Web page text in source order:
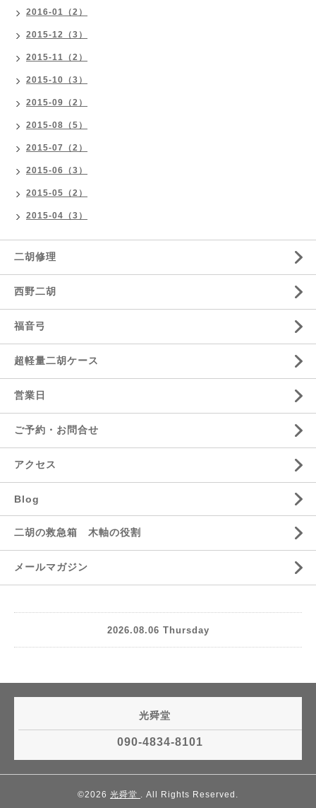
2016-01（2）
2015-12（3）
2015-11（2）
2015-10（3）
2015-09（2）
2015-08（5）
2015-07（2）
2015-06（3）
2015-05（2）
2015-04（3）
二胡修理
西野二胡
福音弓
超軽量二胡ケース
営業日
ご予約・お問合せ
アクセス
Blog
二胡の救急箱 木軸の役割
メールマガジン
2026.08.06 Thursday
光舜堂
090-4834-8101
©2026 光舜堂 . All Rights Reserved.